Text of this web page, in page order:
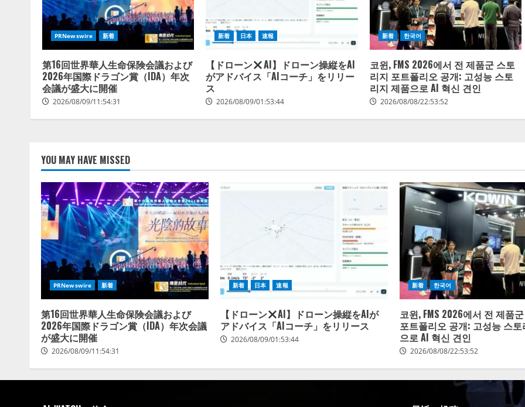
PRNewswire 新着
第16回世界華人生命保険会議および
2026年国際ドラゴン賞（IDA）年次
会議が盛大に開催
2026/08/09/11:54:31
新着 日本 速報
【ドローン
AI】ドローン操縦をAI
がアドバイス「AIコーチ」をリリー
ス
2026/08/09/01:53:44
新着 한국어
코윈, FMS 2026에서 전 제품군 스토
리지 포트폴리오 공개: 고성능 스토
리지 제품으로 AI 혁신 견인
2026/08/08/22:53:52
YOU MAY HAVE MISSED
PRNewswire 新着
第16回世界華人生命保険会議および
2026年国際ドラゴン賞（IDA）年次会議
が盛大に開催
2026/08/09/11:54:31
新着 日本 速報
【ドローン
AI】ドローン操縦をAIが
アドバイス「AIコーチ」をリリース
2026/08/09/01:53:44
新着 한국어
코윈, FMS 2026에서 전 제품
포트폴리오 공개: 고성능 스
으로 AI 혁신 견인
2026/08/08/22:53:52